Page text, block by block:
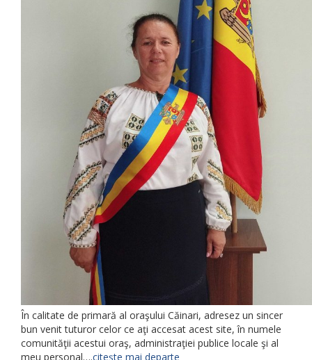
În calitate de primară al oraşului Căinari, adresez un sincer
bun venit tuturor celor ce aţi accesat acest site, în numele
comunităţii acestui oraş, administraţiei publice locale şi al
meu personal….citește mai departe